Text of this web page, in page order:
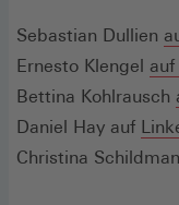
einem
Sebastian Dullien
Ernesto Klengel
Bettina Kohlrausch
Daniel Hay auf
Christina